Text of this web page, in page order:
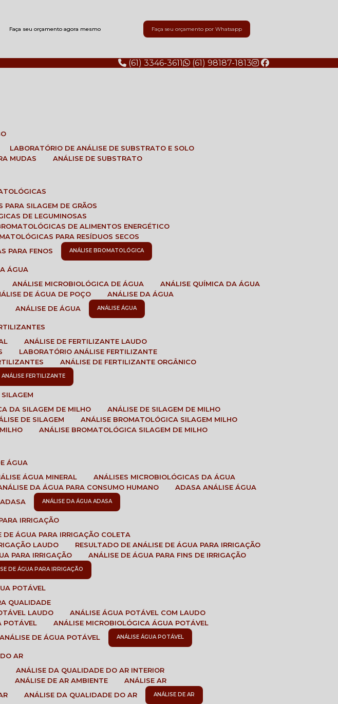
Faça seu orçamento agora mesmo Faça seu orçamento por Whatsapp
(61) 3346-3611 (61) 98187-1813
LABORATÓRIO DE ANÁLISE DE SUBSTRATO E SOLO
MUDAS
ANÁLISE DE SUBSTRATO
PARA SILAGEM DE GRÃOS
DE LEGUMINOSAS
DE ALIMENTOS ENERGÉTICO
PARA RESÍDUOS SECOS
PARA FENOS ANÁLISE BROMATOLÓGICA
ÁGUA
ANÁLISE MICROBIOLÓGICA DE ÁGUA
ANÁLISE QUÍMICA DA ÁGUA
DE ÁGUA DE POÇO
ANÁLISE DA ÁGUA
ANÁLISE DE ÁGUA ANÁLISE ÁGUA
ANÁLISE DE FERTILIZANTE LAUDO
LABORATÓRIO ANÁLISE FERTILIZANTE
ANÁLISE DE FERTILIZANTE ORGÂNICO
ANÁLISE FERTILIZANTE
SILAGEM
DA SILAGEM DE MILHO
ANÁLISE DE SILAGEM DE MILHO
DE SILAGEM
ANÁLISE BROMATOLÓGICA SILAGEM MILHO
ANÁLISE BROMATOLÓGICA SILAGEM DE MILHO
ÁGUA
ÁGUA MINERAL
ANÁLISES MICROBIOLÓGICAS DA ÁGUA
ANÁLISE DA ÁGUA PARA CONSUMO HUMANO
ADASA ANÁLISE ÁGUA
ADASA ANÁLISE DA ÁGUA ADASA
IRRIGAÇÃO
DE ÁGUA PARA IRRIGAÇÃO COLETA
LAUDO
RESULTADO DE ANÁLISE DE ÁGUA PARA IRRIGAÇÃO
PARA IRRIGAÇÃO
ANÁLISE DE ÁGUA PARA FINS DE IRRIGAÇÃO
DE ÁGUA PARA IRRIGAÇÃO
POTÁVEL
QUALIDADE
LAUDO
ANÁLISE ÁGUA POTÁVEL COM LAUDO
POTÁVEL
ANÁLISE MICROBIOLÓGICA ÁGUA POTÁVEL
ANÁLISE DE ÁGUA POTÁVEL ANÁLISE ÁGUA POTÁVEL
DO AR
ANÁLISE DA QUALIDADE DO AR INTERIOR
ANÁLISE DE AR AMBIENTE
ANÁLISE AR
ANÁLISE DA QUALIDADE DO AR ANÁLISE DE AR